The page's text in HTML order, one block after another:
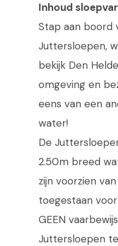
Inhoud
Stap aan boord
Juttersloepen,
bekijk Den
omgeving en
eens van een
water!
De
2.50m breed
zijn voorzien
toegestaan
GEEN
Juttersloepen